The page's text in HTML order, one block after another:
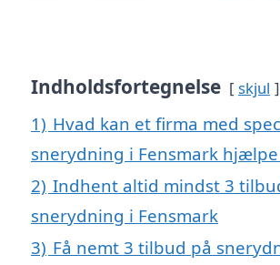
Indholdsfortegnelse skjul
1) Hvad kan et firma med
snerydning i Fensmark hjælpe
2) Indhent altid mindst 3
snerydning i Fensmark
3) Få nemt 3 tilbud på